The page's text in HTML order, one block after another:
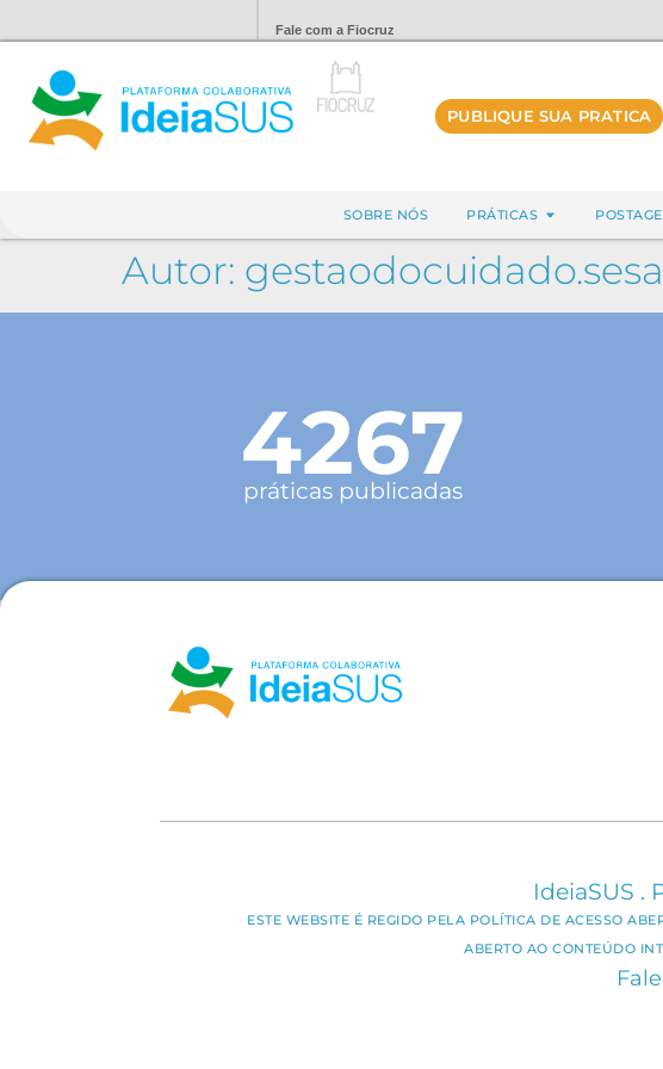
Fale com a Fiocruz
PUBLIQUE SUA PRATICA
SOBRE NÓS PRÁTICAS
Autor:
4267
práticas publicadas
IdeiaSUS .
ESTE WEBSITE É REGIDO PELA POLÍTICA DE ACESSO
ABERTO AO CONTEÚDO